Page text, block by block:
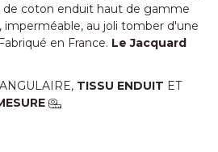
de coton enduit haut de gamme
imperméable, au joli tomber d'une
en France. Le Jacquard
TISSU ENDUIT ET